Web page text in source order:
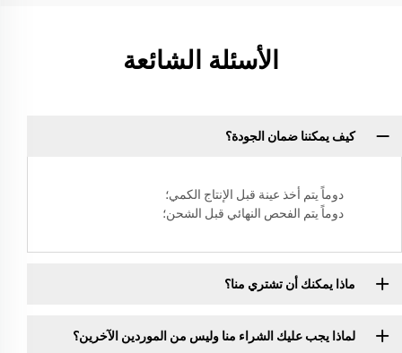
الأسئلة الشائعة
كيف يمكننا ضمان الجودة؟
دوماً يتم أخذ عينة قبل الإنتاج الكمي؛
دوماً يتم الفحص النهائي قبل الشحن؛
ماذا يمكنك أن تشتري منا؟
لماذا يجب عليك الشراء منا وليس من الموردين الآخرين؟